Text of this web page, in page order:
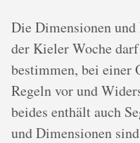
Die Dimensionen und
der Kieler Woche
bestimmen, bei einer
Regeln vor und
beides enthält auch
und Dimensionen